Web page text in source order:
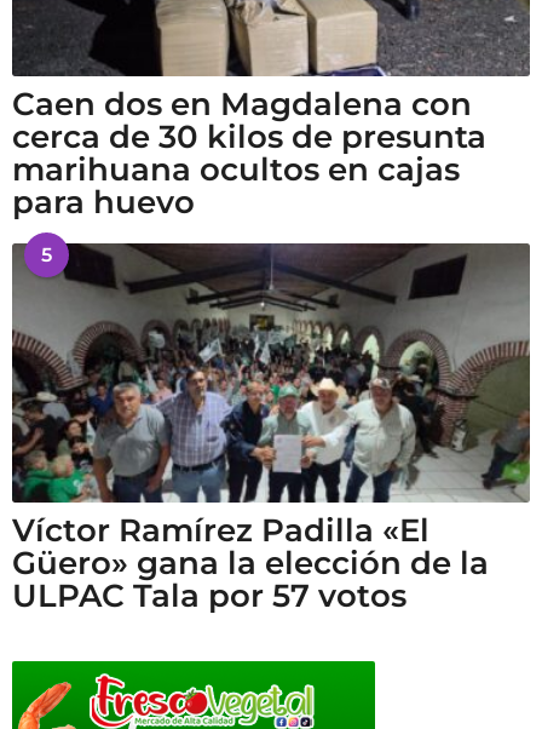
Caen dos en Magdalena con
cerca de 30 kilos de presunta
marihuana ocultos en cajas
para huevo
5
Víctor Ramírez Padilla «El
Güero» gana la elección de la
ULPAC Tala por 57 votos